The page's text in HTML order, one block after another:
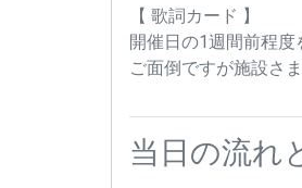
【 歌詞カード 】
開催日の1週間前程度
ご面倒ですが施設さ
当日の流れ